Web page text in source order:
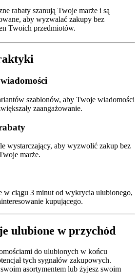
rabaty szanują Twoje marże i są
aby wyzwalać zakupy bez
Twoich przedmiotów.
szablonów, aby Twoje wiadomości
zaangażowanie.
wystarczający, aby wyzwolić zakup bez
marże.
w ciągu 3 minut od wykrycia ulubionego,
kupującego.
ulubione w przychód
do ulubionych w końcu
tych sygnałów zakupowych.
asortymentem lub żyjesz swoim